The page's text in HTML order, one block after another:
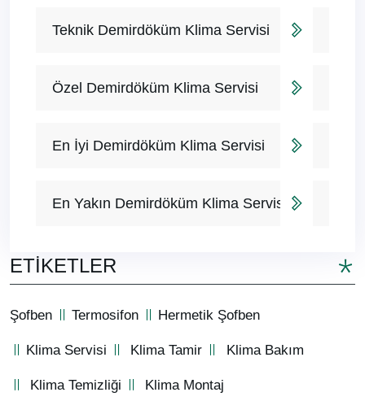
Teknik Demirdöküm Klima Servisi
Özel Demirdöküm Klima Servisi
En İyi Demirdöküm Klima Servisi
En Yakın Demirdöküm Klima Servisi
ETIKETLER
Şofben Termosifon Hermetik Şofben
Klima Servisi Klima Tamir Klima Bakım
Klima Temizliği Klima Montaj